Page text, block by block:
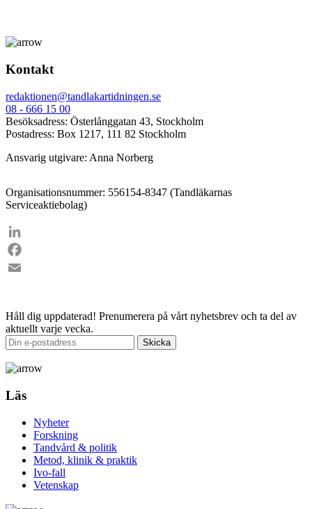
Kontakt
redaktionen@tandlakartidningen.se
08 - 666 15 00
Besöksadress: Österlånggatan 43, Stockholm
Postadress: Box 1217, 111 82 Stockholm
Ansvarig utgivare: Anna Norberg
Organisationsnummer: 556154-8347 (Tandläkarnas
Serviceaktiebolag)
LinkedIn
Facebook
Håll dig uppdaterad! Prenumerera på vårt nyhetsbrev och ta del av
aktuellt varje vecka.
Läs
Nyheter
Forskning
Tandvård & politik
Metod, klinik & praktik
Ivo-fall
Vetenskap